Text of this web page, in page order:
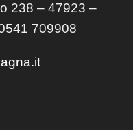
238 – 47923 –
709908